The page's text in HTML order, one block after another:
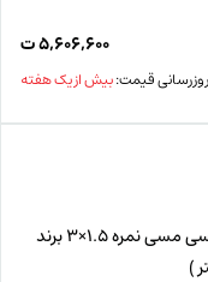
۵,۶۰۶,۶۰۰ت
قیمت:بیش از یک هفته
کابل مفتولی (زمینی) مسی مسی نمره 1.5×3 برند
)